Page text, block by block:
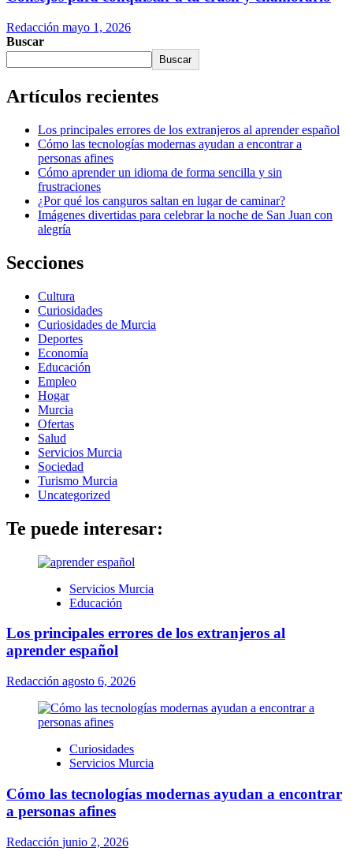
Redacción mayo 1, 2026
Buscar
Buscar
Artículos recientes
Los principales errores de los extranjeros al aprender español
Cómo las tecnologías modernas ayudan a encontrar a
personas afines
Cómo aprender un idioma de forma sencilla y sin
frustraciones
¿Por qué los canguros saltan en lugar de caminar?
Imágenes divertidas para celebrar la noche de San Juan con
alegría
Secciones
Cultura
Curiosidades
Curiosidades de Murcia
Deportes
Economía
Educación
Empleo
Hogar
Murcia
Ofertas
Salud
Servicios Murcia
Sociedad
Turismo Murcia
Uncategorized
Te puede interesar:
Servicios Murcia
Educación
Los principales errores de los extranjeros al
aprender español
Redacción agosto 6, 2026
Curiosidades
Servicios Murcia
Cómo las tecnologías modernas ayudan a encontrar
a personas afines
Redacción junio 2, 2026